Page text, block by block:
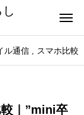
ル通信 スマホ比較
｜”mini卒